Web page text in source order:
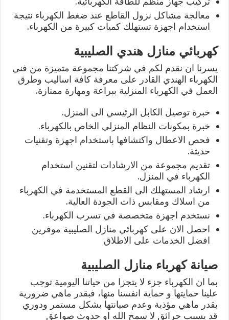
معالجة مشاكل نزول القاطع عند ضغط الكهرباء نتيجة
استخدام اجهزة تستهلك كميات كبيرة من الكهرباء.
كهربائي منازل هندي الصليبية
يسرنا ان نقدم لكم في شركتنا مجموعة متميزة من فني
الكهرباء الهندي القادر على معرفة كافة اساليب وطرق
العمل في الكهرباء المنزلية ببراعة ومهارة ممتازة.
خبرة توصيل الكابل الرئيسي الى المنزل.
خبرة بمكونات النظام المنزلي الخاص بالكهرباء.
فحص الاعطال واكتشافها باستخدام اجهزة وتقنيات
حديثة.
تقديم مجموعة من الارشادات لتقنين استخدام
الكهرباء في المنزل.
ارشاد المستهلك الى القطع المستخدمة في الكهرباء
من اسلاك ومقابس ذات الجودة العالية.
نستخدم اجهزة متخصصة في تسرب الكهرباء.
احصل الان على كهربائي منازل الصليبية موفرين
افضل الخدمات على الاطلاق
صيانة كهرباء منازل الصليبية
بما ان الكهرباء جزء لا يتجزا من حياتنا اليومية توجب
علينا حمايتها و حماية انفسنا منها، فبقدر ماهي ضرورية
بقدر ماهي مؤذية وعدم صيانتها بشكل مستمر ودوري
قد يسبب حرائق لا سمح الله او حدوث صواعق